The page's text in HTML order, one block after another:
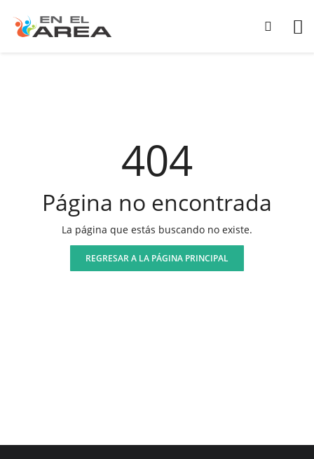
404
Página no encontrada
La página que estás buscando no existe.
REGRESAR A LA PÁGINA PRINCIPAL